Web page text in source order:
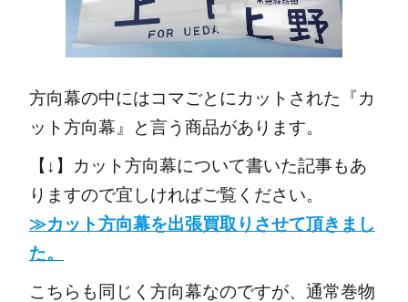
方向幕の中にはコマごとにカットされた『カ
ット方向幕』と言う商品があります。
【↓】カット方向幕について書いた記事もあ
りますので宜しければご覧ください。
≫カット方向幕を出張買取りさせて頂きまし
た。
こちらも同じく方向幕なのですが、通常巻物